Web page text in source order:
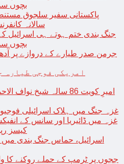
بچوں سمیت 37
پاکستانی سفیر سلجوق
سالانہ
جنگ بندی ختم ہوتے ہی اسرائیل
بچوں سمیت 32
جرمن صدر طیارے کے دروازے پر
امریکی فوجی طیارہ
امیرِ کویت 86 سالہ شیخ
غزہ جنگ میں ہلاک اسرائیلی فوجیوں کی
غزہ میں ڈائیریا اور سانس کے
کیسز
اسرائیل، حماس جنگ بندی میں